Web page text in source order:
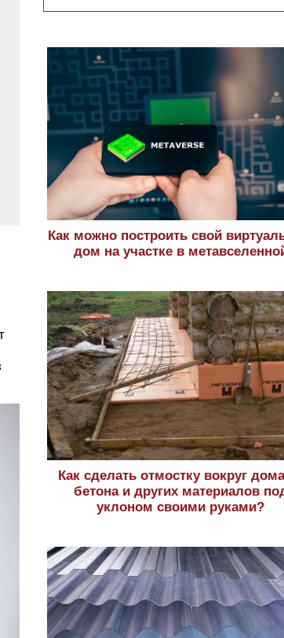
Как можно построить свой
дом на участке в
Как сделать отмостку вокруг
бетона и других материалов
уклоном своими руками?